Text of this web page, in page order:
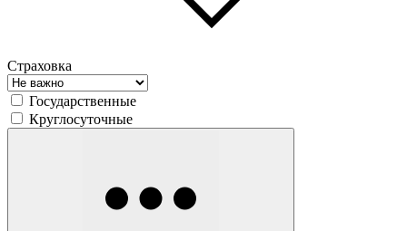
Страховка
Государственные
Круглосуточные